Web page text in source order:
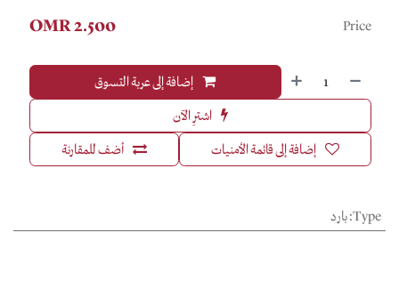
إضافة إلى عربة التسوق
اشترِ الآن
أضف للمقارنة إضافة إلى قائمة الأمنيات
Price
2.500
Type
:بارد